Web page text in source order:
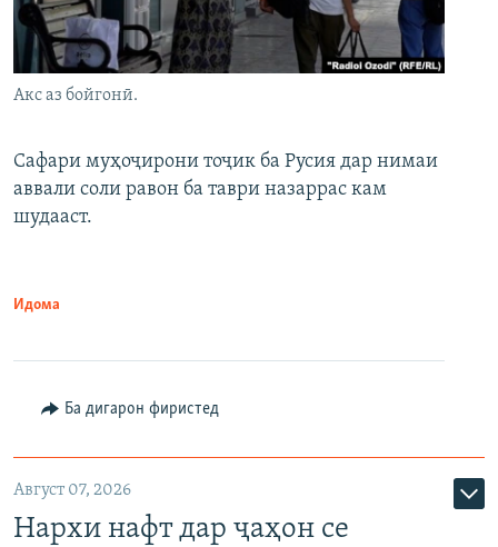
Акс аз бойгонӣ.
Сафари муҳоҷирони тоҷик ба Русия дар нимаи
аввали соли равон ба таври назаррас кам
шудааст.
Идома
Ба дигарон фиристед
Август 07, 2026
Нархи нафт дар ҷаҳон се